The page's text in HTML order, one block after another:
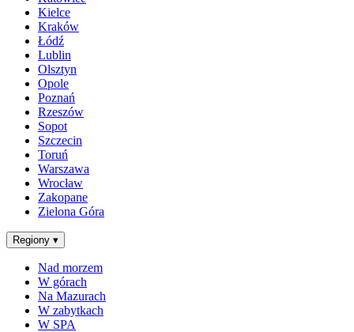
Kielce
Kraków
Łódź
Lublin
Olsztyn
Opole
Poznań
Rzeszów
Sopot
Szczecin
Toruń
Warszawa
Wrocław
Zakopane
Zielona Góra
Regiony ▾
Nad morzem
W górach
Na Mazurach
W zabytkach
W SPA